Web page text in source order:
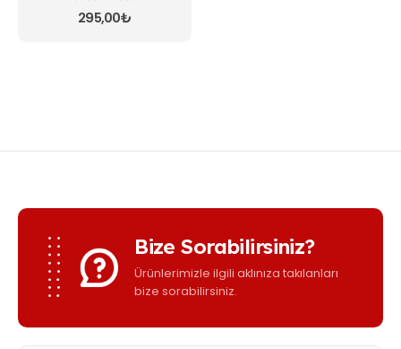
05 üzerinden
295,00₺
Bize Sorabilirsiniz?
Ürünlerimizle ilgili aklınıza takılanları
bize sorabilirsiniz.